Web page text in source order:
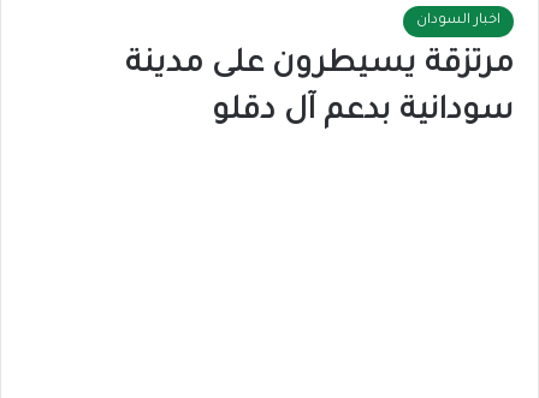
اخبار السودان
مرتزقة يسيطرون على مدينة
سودانية بدعم آل دقلو